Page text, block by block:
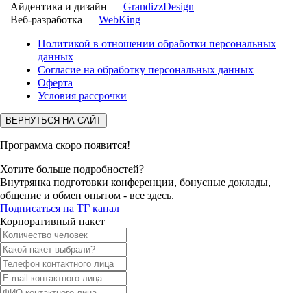
Айдентика и дизайн — GrandizzDesign
Веб-разработка — WebKing
Политикой в отношении обработки персональных
данных
Согласие на обработку персональных данных
Оферта
Условия рассрочки
ВЕРНУТЬСЯ НА САЙТ
Программа скоро появится!
Хотите больше подробностей?
Внутрянка подготовки конференции, бонусные доклады,
общение и обмен опытом - все здесь.
Подписаться на ТГ канал
Корпоративный пакет